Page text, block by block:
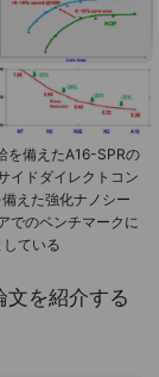
を備えたA16-SPRの
イドダイレクトコン
えた強化ナノシー
でのベンチマークに
ている
文を紹介する